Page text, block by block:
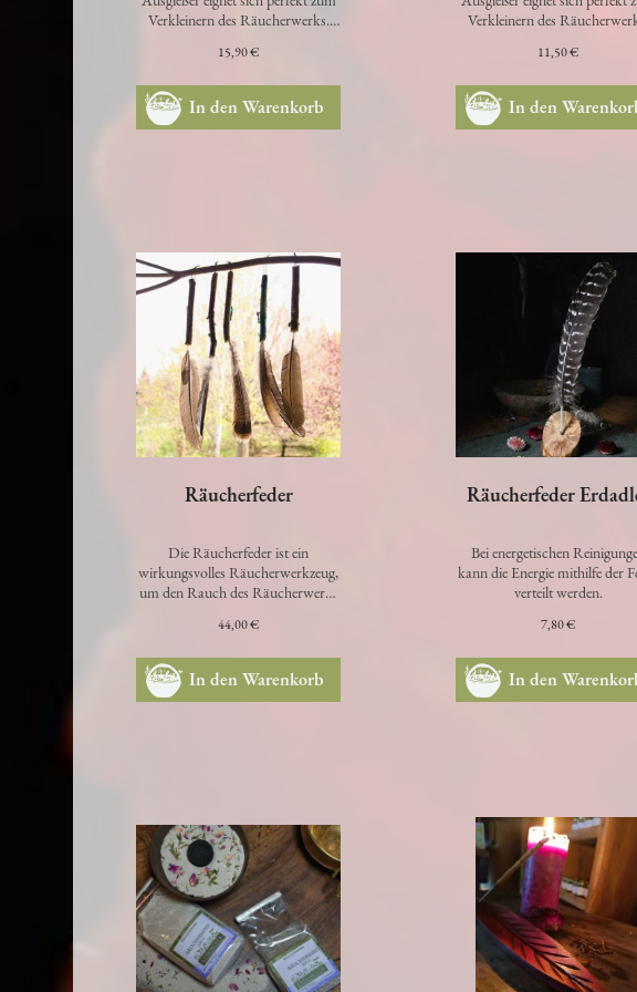
Ausgießer eignet sich perfekt zum
Verkleinern des Räucherwerks.
Der Mörser ist ein wichtiges
15,90 €
In den Warenkorb
Ausgießer eignet sich perfekt
Verkleinern des
Der Mörser ist ein wichtiges
11,50 €
In den
Räucherfeder
Die Räucherfeder ist ein
wirkungsvolles Räucherwerkzeug,
um den Rauch des Räucherwerks
gut im Raum zu verteilen. Bei
44,00 €
In den Warenkorb
Räucherfeder
Bei energetischen
kann die Energie mithilfe der
verteilt werden.
7,80 €
In den